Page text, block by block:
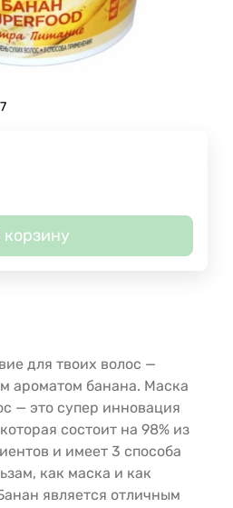
корзину
для твоих волос —
ароматом банана. Маска
— это супер инновация
состоит на 98% из
и имеет 3 способа
как маска и как
является отличным